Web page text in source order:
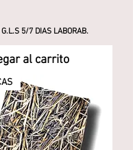
G.L.S 5/7 DIAS LABORAB.
al carrito